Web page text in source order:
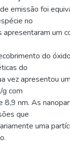
emissão foi
no
apresentaram um
do
do
vez apresentou
com
8,9 nm. As
que
uma